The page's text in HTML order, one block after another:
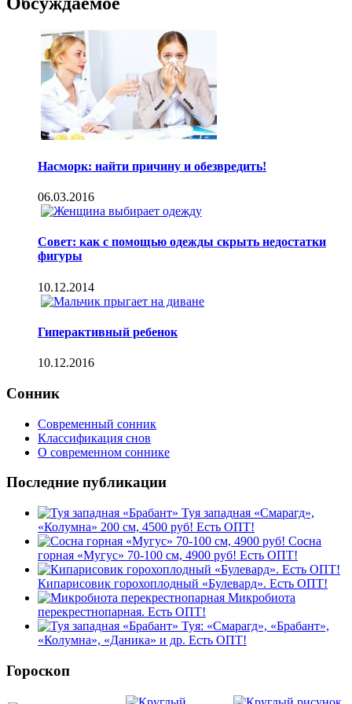
Насморк: найти причину и обезвредить!
06.03.2016
Совет: как с помощью одежды скрыть недостатки
фигуры
10.12.2014
Гиперактивный ребенок
10.12.2016
Сонник
Современный сонник
Классификация снов
О современном соннике
Последние публикации
Туя западная «Смарагд»,
«Колумна» 200 см, 4500 руб! Есть ОПТ!
Сосна
горная «Мугус» 70-100 см, 4900 руб! Есть ОПТ!
Кипарисовик горохоплодный «Булевард». Есть ОПТ!
Микробиота
перекрестнопарная. Есть ОПТ!
Туя: «Смарагд», «Брабант»,
«Колумна», «Даника» и др. Есть ОПТ!
Гороскоп